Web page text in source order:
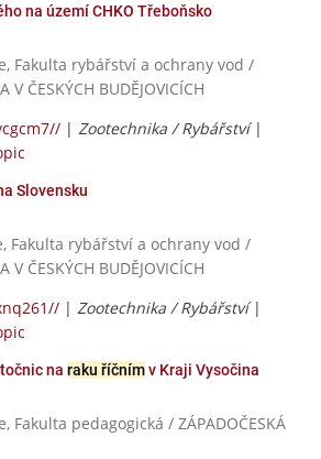
na území CHKO Třeboňsko
Fakulta rybářství a ochrany vod /
V ČESKÝCH BUDĚJOVICÍCH
| Zootechnika / Rybářství|
Slovensku
Fakulta rybářství a ochrany vod /
V ČESKÝCH BUDĚJOVICÍCH
| Zootechnika / Rybářství|
na raku říčnímv Kraji Vysočina
Fakulta pedagogická / ZÁPADOČESKÁ